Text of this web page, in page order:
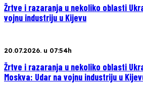
Žrtve i razaranja u nekoliko oblasti
vojnu industriju u Kijevu
20.07.2026. u 07:54h
Žrtve i razaranja u nekoliko oblasti
Moskva: Udar na vojnu industriju u